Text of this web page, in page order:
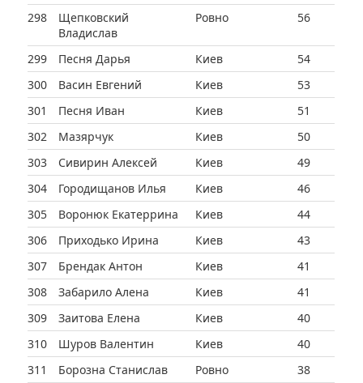
298
Щепковский
Владислав
Ровно 56
299 Песня Дарья Киев
54
300
Васин Евгений Киев
53
301
Песня Иван Киев
51
302
Мазярчук Киев
50
303
Сивирин Алексей Киев
49
304
Городищанов Илья Киев
46
305
Воронюк Екатеррина Киев
44
306
Приходько Ирина Киев
43
307
Брендак Антон Киев
41
308
Забарило Алена Киев
41
309
Заитова Елена Киев
40
310
Шуров Валентин Киев
40
311
Борозна Станислав Ровно
38